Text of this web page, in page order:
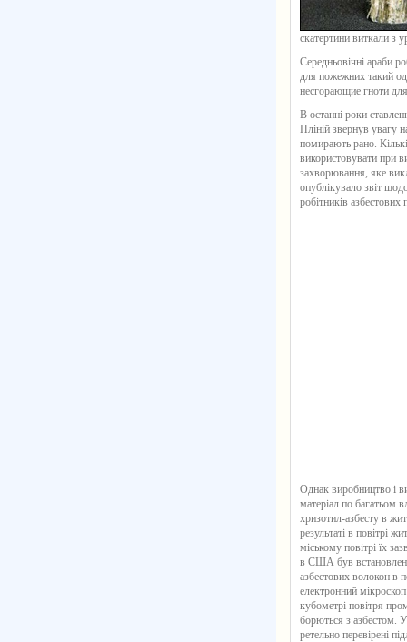
скатертини виткали з
Середньовічні араби
для пожежних такий
несгорающие гноти
В останні роки
Пліній звернув увагу
помирають рано.
використовувати при
захворювання, яке
опублікувало звіт
робітників азбестових
Однак виробництво і
матеріал по багатьом
хризотил-азбесту в
результаті в повітрі
міському повітрі їх
в США був
азбестових волокон в
електронний
кубометрі повітря
борються з азбестом. У
ретельно перевірені